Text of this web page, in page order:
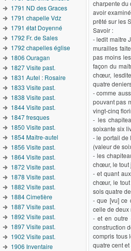
charpente du
avoir
prêté sur les
Savoir :
- ledit maître
murailles
pas moins
façon du
chœur,
quatre
- comme
pouvant pas
vingt-cinq
- les
soixante six
- le portail de
(valeur de
- les
chœur, le tout
- et quant
chœur, le
sols quatre
- que [vu] ce
celle de deux
- et en outre
construction
compris tous
quatre cent
1791 ND des Graces
1791 chapelle Vdz
1791 état Doyenné
1792 Fr. de Sales
1792 chapelles église
1806 Ouragan
1827 Visite past.
1831 Autel : Rosaire
1833 Visite past.
1838 Visite past.
1844 Visite past.
1847 fresques
1850 Visite past.
1854 Maître-autel
1856 Visite past.
1864 Visite past.
1872 Visite past.
1878 Visite past.
1882 Visite past.
1884 Cimetière
1887 Visite past.
1892 Visite past.
1897 Visite past.
1902 Visite past.
1906 Inventaire